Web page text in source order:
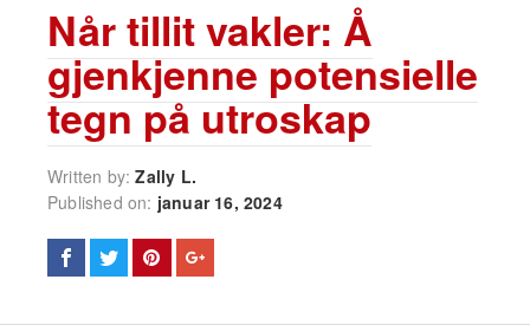
Når tillit vakler: Å
gjenkjenne potensielle
tegn på utroskap
Written by:Zally L.
Published on: januar 16, 2024